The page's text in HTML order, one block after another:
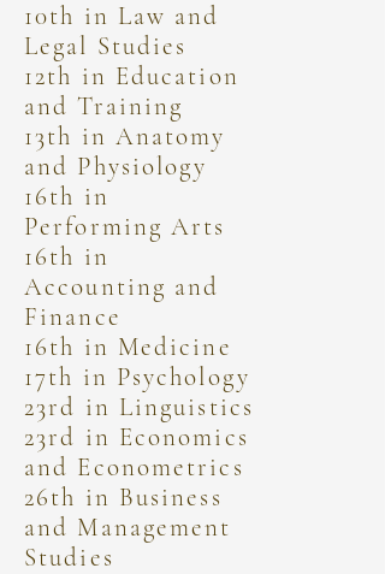
10th in Law and
Legal Studies
12th in Education
and Training
13th in Anatomy
and Physiology
16th in
Performing Arts
16th in
Accounting and
Finance
16th in Medicine
17th in Psychology
23rd in Linguistics
23rd in Economics
and Econometrics
26th in Business
and Management
Studies